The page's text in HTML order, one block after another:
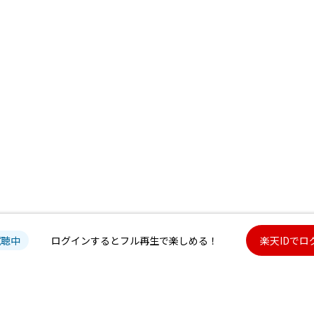
中 ログインするとフル再生で楽しめる！ 楽天IDでロ